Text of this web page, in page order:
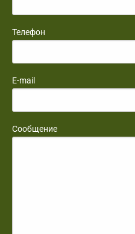
Телефон
E-mail
Сообщение